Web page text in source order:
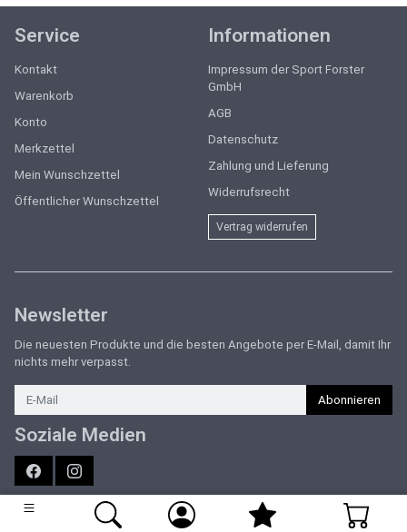
Service
Kontakt
Warenkorb
Konto
Merkzettel
Mein Wunschzettel
Öffentlicher Wunschzettel
Informationen
Impressum der Sport Forster
GmbH
AGB
Datenschutz
Zahlung und Lieferung
Widerrufsrecht
Vertrag widerrufen
Newsletter
Die neuesten Produkte und die besten Angebote per E-Mail, damit Ihr
nichts mehr verpasst.
Newsletter
Abonnieren
Soziale Medien
FacebookInstagram
Sport Forster | Marken-Sportartikel für München & Umgebung | Online
Shop & Sportgeschäfte in Unterhaching & Grünwald